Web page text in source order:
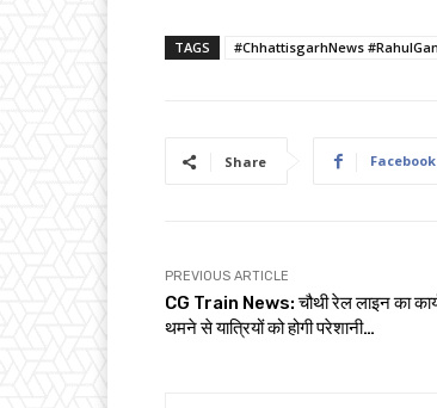
TAGS #ChhattisgarhNews
Share Facebook
PREVIOUS ARTICLE
CG Train News: चौथी रेल लाइन का
थमने से यात्रियों को होगी परेशानी…